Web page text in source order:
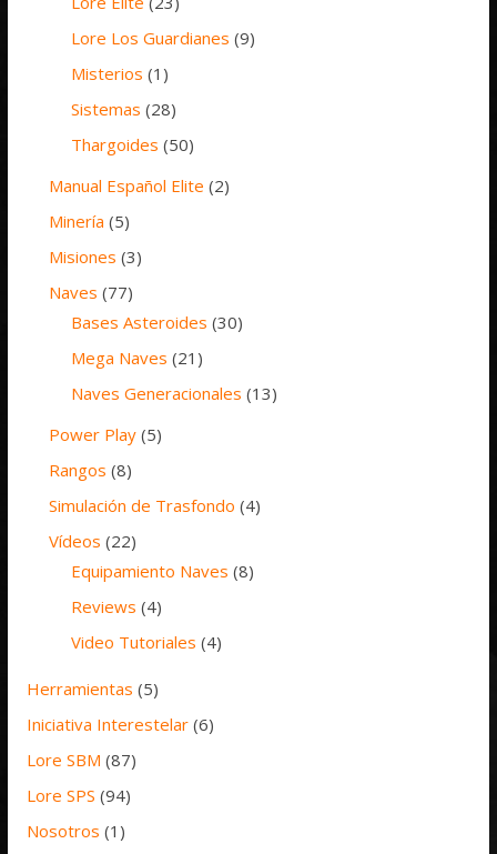
Lore Los Guardianes (9)
Misterios (1)
Sistemas (28)
Thargoides (50)
Manual Español Elite (2)
Minería (5)
Misiones (3)
Naves (77)
Bases Asteroides (30)
Mega Naves (21)
Naves Generacionales (13)
Power Play (5)
Rangos (8)
Simulación de Trasfondo (4)
Vídeos (22)
Equipamiento Naves (8)
Reviews (4)
Video Tutoriales (4)
Herramientas (5)
Iniciativa Interestelar (6)
Lore SBM (87)
Lore SPS (94)
Nosotros (1)